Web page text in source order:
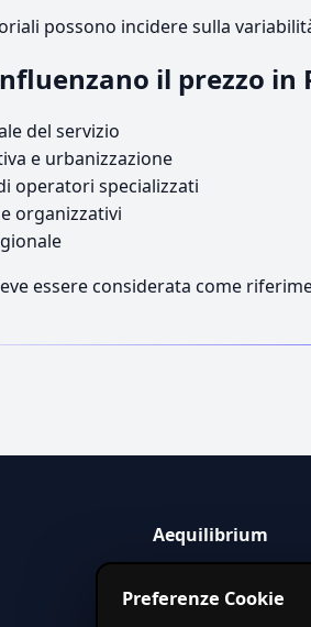
possono incidere sulla
il prezzo in
del servizio
e urbanizzazione
operatori specializzati
organizzativi
essere considerata come
Aequilibrium
servizi in Italia.
Preferenze Cookie